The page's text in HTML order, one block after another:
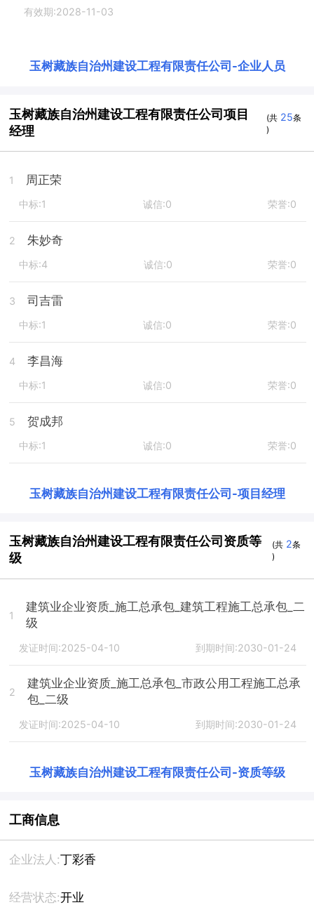
有效期:2028-11-03
玉树藏族自治州建设工程有限责任公司 -企业人员
玉树藏族自治州建设工程有限责任公司项目
经理
(共 25条
)
1 周正荣
中标:1 诚信:0 荣誉:0
2 朱妙奇
中标:4 诚信:0 荣誉:0
3 司吉雷
中标:1 诚信:0 荣誉:0
4 李昌海
中标:1 诚信:0 荣誉:0
5 贺成邦
中标:1 诚信:0 荣誉:0
玉树藏族自治州建设工程有限责任公司 -项目经理
玉树藏族自治州建设工程有限责任公司资质等
级
(共 2条
)
1
建筑业企业资质_施工总承包_建筑工程施工总承包_二
级
发证时间:2025-04-10 到期时间:2030-01-24
2
建筑业企业资质_施工总承包_市政公用工程施工总承
包_二级
发证时间:2025-04-10 到期时间:2030-01-24
玉树藏族自治州建设工程有限责任公司 -资质等级
工商信息
企业法人:丁彩香
经营状态:开业